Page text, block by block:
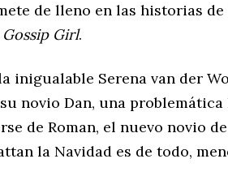
de lleno en las historias
Gossip Girl.
inigualable Serena van der
novio Dan, una
de Roman, el nuevo novio
la Navidad es de todo,